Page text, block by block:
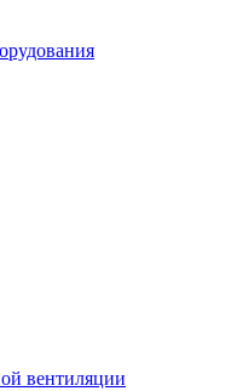
вентиляции